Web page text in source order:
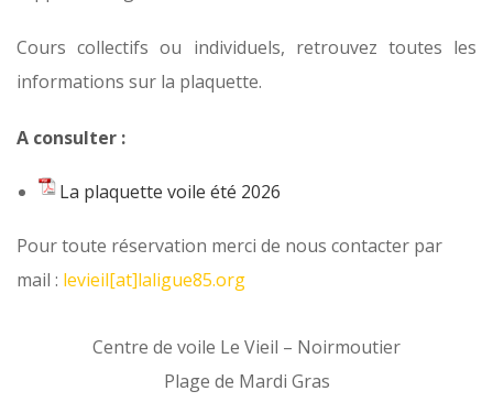
Cours collectifs ou individuels, retrouvez toutes les
informations sur la plaquette.
A consulter :
La plaquette voile été 2026
Pour toute réservation merci de nous contacter par
mail : levieil[at]laligue85.org
Centre de voile Le Vieil – Noirmoutier
Plage de Mardi Gras